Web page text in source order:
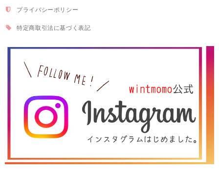
プライバシーポリシー
特定商取引法に基づく表記